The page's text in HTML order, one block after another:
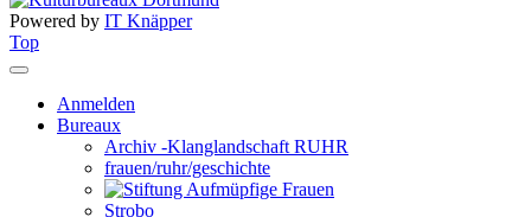
Powered by IT Knäpper
Top
Anmelden
Bureaux
Archiv -Klanglandschaft RUHR
frauen/ruhr/geschichte
Strobo